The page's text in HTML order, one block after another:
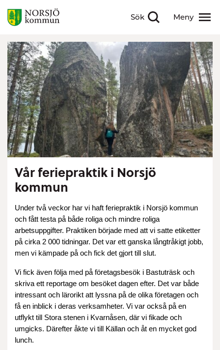
Sök
Visa sökfält Meny
Visa meny
Vår feriepraktik i Norsjö
kommun
Under två veckor har vi haft feriepraktik i Norsjö kommun
och fått testa på både roliga och mindre roliga
arbetsuppgifter. Praktiken började med att vi satte etiketter
på cirka 2 000 tidningar. Det var ett ganska långtråkigt jobb,
men vi kämpade på och fick det gjort till slut.
Vi fick även följa med på företagsbesök i Bastuträsk och
skriva ett reportage om besöket dagen efter. Det var både
intressant och lärorikt att lyssna på de olika företagen och
få en inblick i deras verksamheter. Vi var också på en
utflykt till Stora stenen i Kvarnåsen, där vi fikade och
umgicks. Därefter åkte vi till Källan och åt en mycket god
lunch.